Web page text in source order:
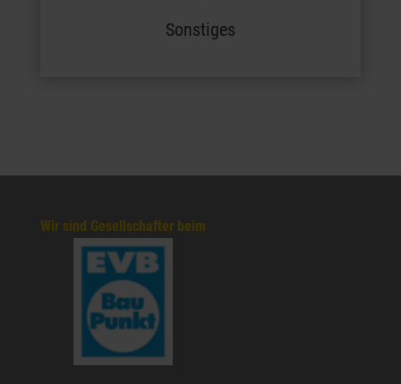
Sonstiges
Wir sind Gesellschafter beim